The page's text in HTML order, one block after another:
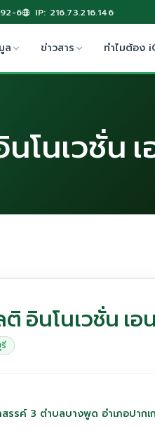
6 IP: 216.73.216.146
ล ข่าวสาร ทำไมต้อง
โนเวชั่น
อินโนเวชั่น เอ
รรค์ 3 ตำบลบางพูด อำเภอปากเ